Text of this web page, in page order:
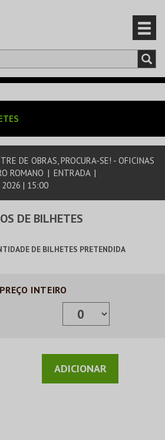
DE OBRAS, PROCURA-SE! - OFICINAS
ROMANO | ENTRADA |
2026 | 15:00
DE BILHETES
DE BILHETES PRETENDIDA
PREÇO INTEIRO